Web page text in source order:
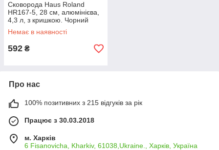
Сковорода Haus Roland
HR167-5, 28 см, алюмінієва,
4,3 л, з кришкою. Чорний
(HR167-5)
Немає в наявності
592 ₴
Про нас
100% позитивних з 215 відгуків за рік
Працює з 30.03.2018
м. Харків
6 Fisanovicha, Kharkiv, 61038,Ukraine., Харків, Україна